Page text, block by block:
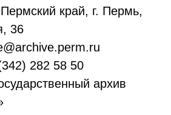
край, г. Пермь,
36
282 58 50
архив